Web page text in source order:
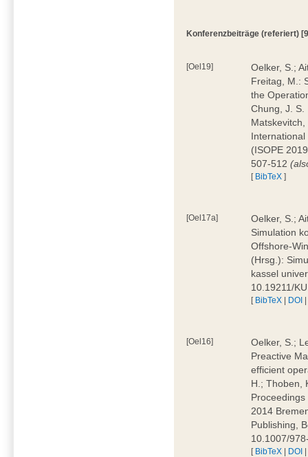
Konferenzbeiträge (referiert)
[Oel19]
Oelker, S.;
Freitag, M.:
the
Chung, J. S.
(ISOPE
507-512
[ BibTeX ]
[Oel17a]
Oelker, S.;
Simulation
Offshore-
(Hrsg.):
kassel
10.19211/
[ BibTeX | DOI
[Oel16]
Oelker, S.;
Preactive
efficient
H.; Thoben,
2014
Publishing,
10.1007/
[ BibTeX | DOI